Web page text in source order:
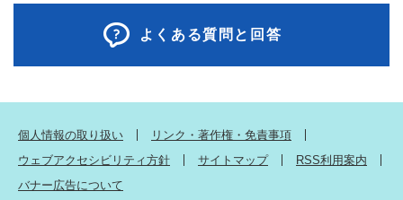
よくある質問と回答
個人情報の取り扱い
リンク・著作権・免責事項
ウェブアクセシビリティ方針
サイトマップ
RSS利用案内
バナー広告について